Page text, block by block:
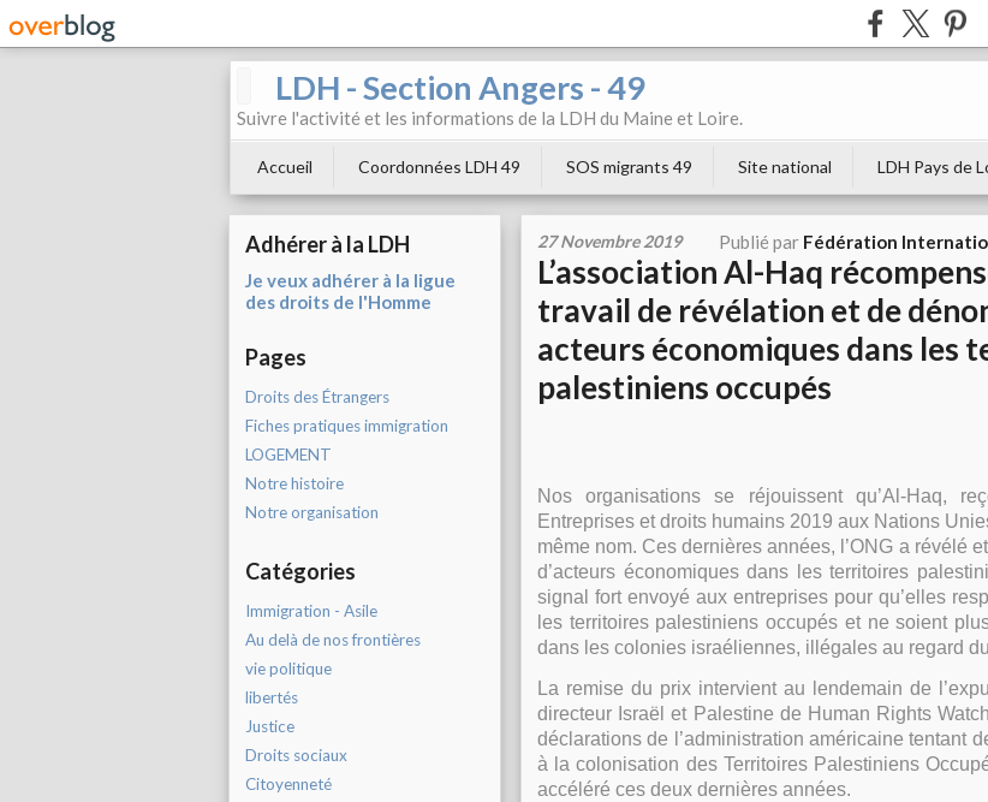
LDH - Section Angers - 49
Suivre l'activité et les informations de la LDH du Maine et Loire.
Accueil Coordonnées LDH 49 SOS migrants 49 Site national LDH Pays de
Adhérer à la LDH
Je veux adhérer à la ligue
des droits de l'Homme
Pages
Droits des Étrangers
Fiches pratiques immigration
LOGEMENT
Notre histoire
Notre organisation
Catégories
Immigration - Asile
Au delà de nos frontières
vie politique
libertés
Justice
Droits sociaux
Citoyenneté
27 Novembre 2019 Publié par Fédération
L’association Al-Haq
travail de révélation et de
acteurs économiques dans les
palestiniens occupés
Nos organisations se réjouissent qu’Al-Haq,
Entreprises et droits humains 2019 aux Nations
même nom. Ces dernières années, l’ONG a révélé
d’acteurs économiques dans les territoires
signal fort envoyé aux entreprises pour qu’elles
les territoires palestiniens occupés et ne soient
dans les colonies israéliennes, illégales au regard
La remise du prix intervient au lendemain de
directeur Israël et Palestine de Human Rights
déclarations de l’administration américaine tentant
à la colonisation des Territoires Palestiniens
accéléré ces deux dernières années.